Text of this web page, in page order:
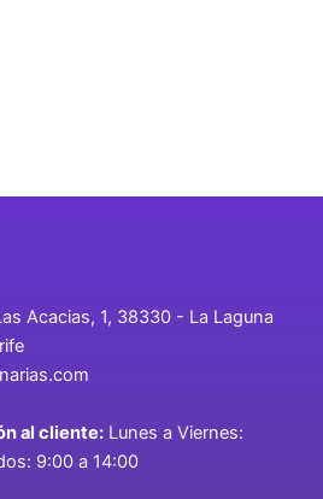
Acacias, 1, 38330 - La Laguna
al cliente: Lunes a Viernes:
9:00 a 14:00